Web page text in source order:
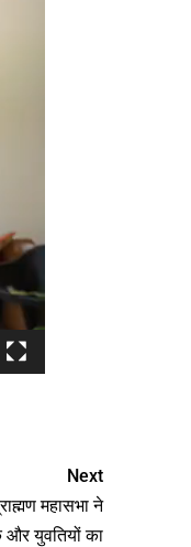
Next
महासभा ने
और युवतियों का